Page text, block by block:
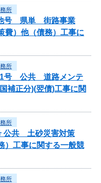
所
他号 県単 街路事業
費）他（債務）工事に
所
1号 公共 道路メンテ
補正分)(翌債)工事に関
所
公共 土砂災害対策
）工事に関する一般競
所